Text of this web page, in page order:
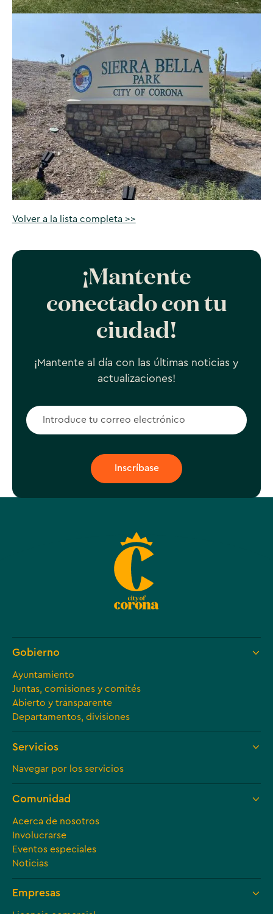
Volver a la lista completa >>
¡Mantente
conectado con tu
ciudad!
¡Mantente al día con las últimas noticias y
actualizaciones!
Gobierno
Ayuntamiento
Juntas, comisiones y comités
Abierto y transparente
Departamentos, divisiones
Servicios
Navegar por los servicios
Comunidad
Acerca de nosotros
Involucrarse
Eventos especiales
Noticias
Empresas